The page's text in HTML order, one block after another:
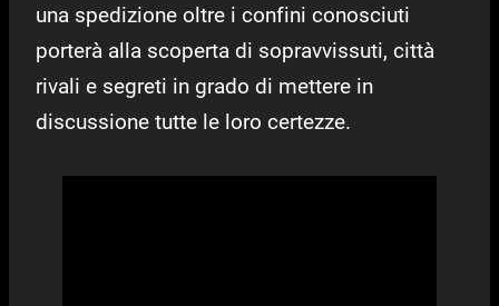
una spedizione oltre i confini conosciuti
porterà alla scoperta di sopravvissuti, città
rivali e segreti in grado di mettere in
discussione tutte le loro certezze.